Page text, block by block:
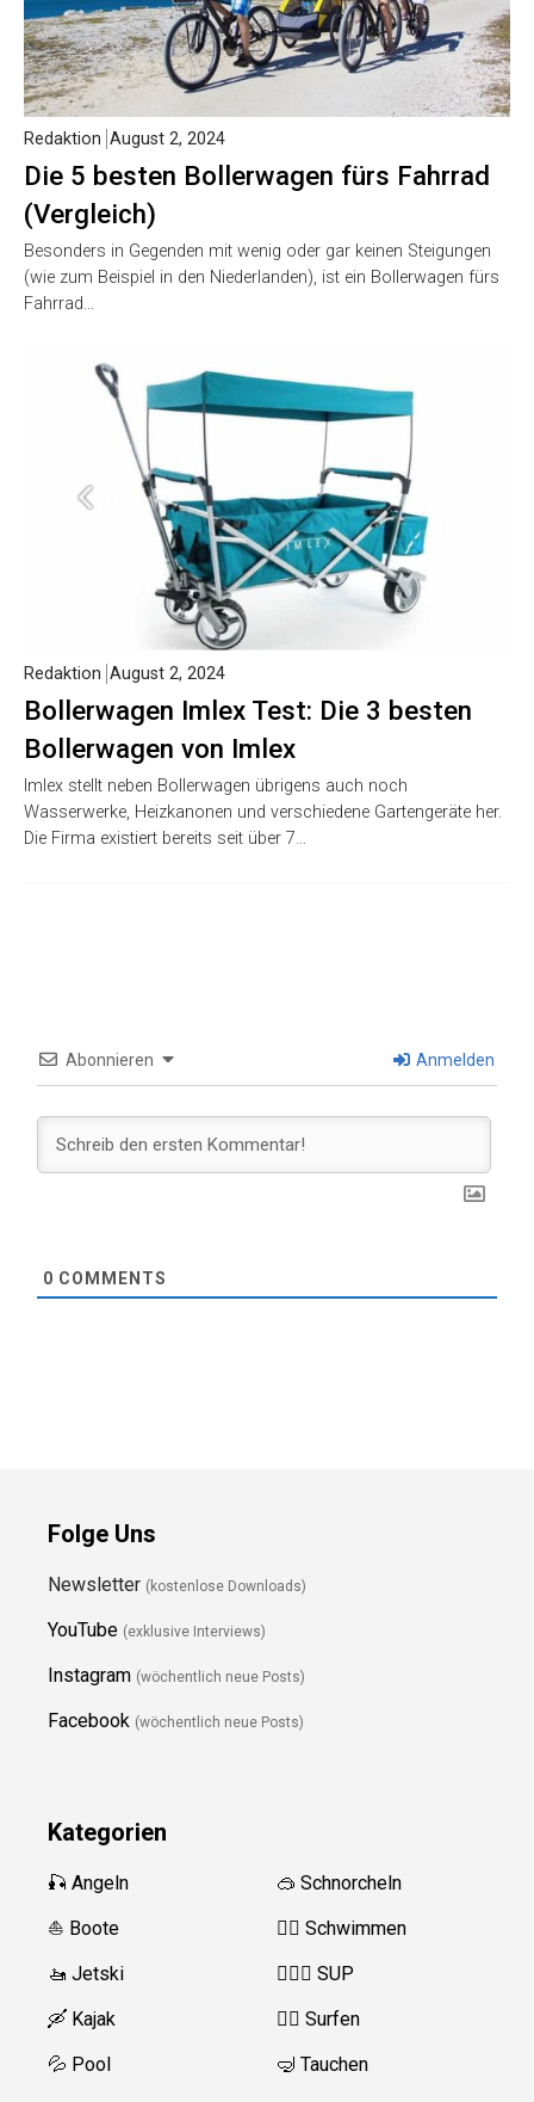
Die 5 besten Bollerwagen fürs Fahrrad
(Vergleich)
Redaktion August 2, 2024
Besonders in Gegenden mit wenig oder gar keinen Steigungen
(wie zum Beispiel in den Niederlanden), ist ein Bollerwagen fürs
Fahrrad…
Bollerwagen Imlex Test: Die 3 besten
Bollerwagen von Imlex
Redaktion August 2, 2024
Imlex stellt neben Bollerwagen übrigens auch noch
Wasserwerke, Heizkanonen und verschiedene Gartengeräte her.
Die Firma existiert bereits seit über 7…
Abonnieren Anmelden
0 COMMENTS
Folge Uns
Newsletter (kostenlose Downloads)
YouTube (exklusive Interviews)
Instagram (wöchentlich neue Posts)
Facebook (wöchentlich neue Posts)
Kategorien
🎣 Angeln
⛵️ Boote
🚤 Jetski
🛶 Kajak
💦 Pool
🥽 Schnorcheln
🏊‍♂️ Schwimmen
🏄‍♀️🛶 SUP
🏄‍♂️ Surfen
🤿 Tauchen